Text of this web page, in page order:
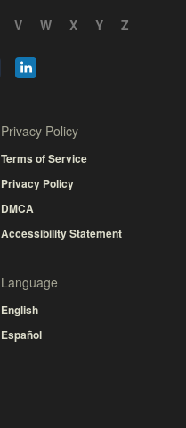
V W X Y Z
Privacy Policy
Terms of Service
Privacy Policy
DMCA
Accessibility Statement
Language
English
Español